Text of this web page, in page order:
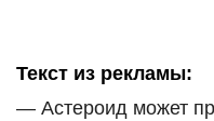
Текст из рекламы:
— Астероид может